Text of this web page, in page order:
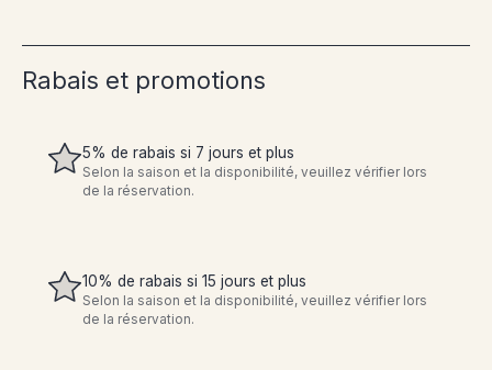
Rabais et promotions
5% de rabais si 7 jours et plus
Selon la saison et la disponibilité, veuillez vérifier lors
de la réservation.
10% de rabais si 15 jours et plus
Selon la saison et la disponibilité, veuillez vérifier lors
de la réservation.